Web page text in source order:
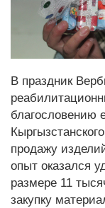
В праздник
благословению
продажу
опыт оказался
размере 11
закупку